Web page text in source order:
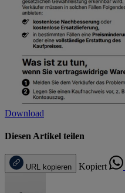
Download
Diesen Artikel teilen
URL kopieren Kopiert